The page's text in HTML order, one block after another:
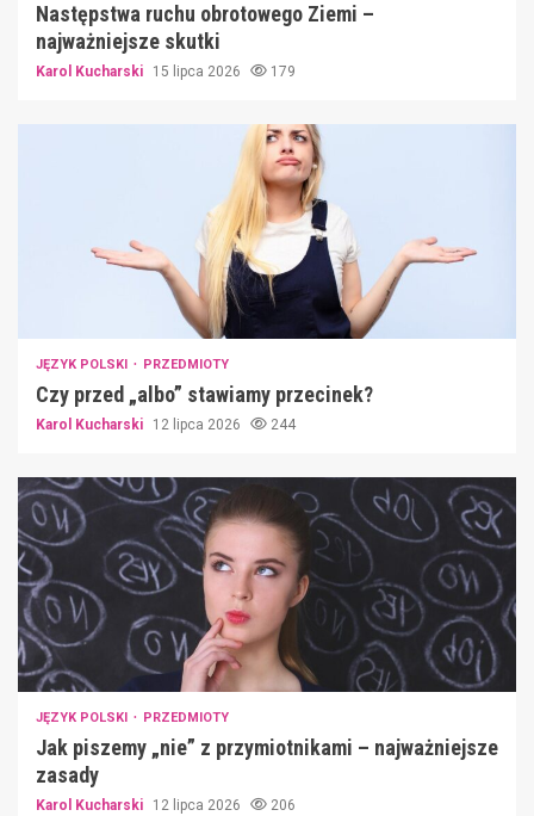
Następstwa ruchu obrotowego Ziemi –
najważniejsze skutki
Karol Kucharski 15 lipca 2026 179
JĘZYK POLSKI PRZEDMIOTY
Czy przed „albo” stawiamy przecinek?
Karol Kucharski 12 lipca 2026 244
JĘZYK POLSKI PRZEDMIOTY
Jak piszemy „nie” z przymiotnikami – najważniejsze
zasady
Karol Kucharski 12 lipca 2026 206